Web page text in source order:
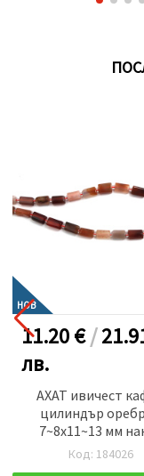
НОВ
11.20 €/
лв.
АХАТ ивичест
цилиндър
7~8x11~13 мм
естествени
27~30 броя
Код: 184026